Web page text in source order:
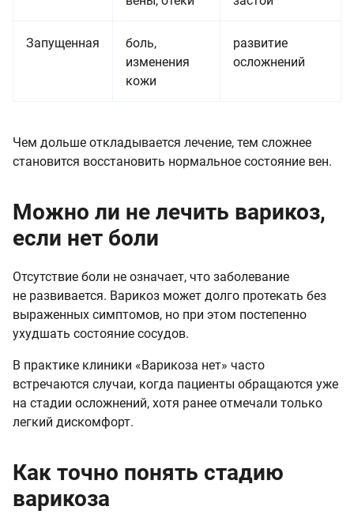
Запущенная
боль,
изменения
кожи
развитие
осложнений
Чем дольше откладывается лечение, тем сложнее
становится восстановить нормальное состояние вен.
Можно ли не лечить варикоз,
если нет боли
Отсутствие боли не означает, что заболевание
не развивается. Варикоз может долго протекать без
выраженных симптомов, но при этом постепенно
ухудшать состояние сосудов.
В практике клиники «Варикоза нет» часто
встречаются случаи, когда пациенты обращаются уже
на стадии осложнений, хотя ранее отмечали только
легкий дискомфорт.
Как точно понять стадию
варикоза